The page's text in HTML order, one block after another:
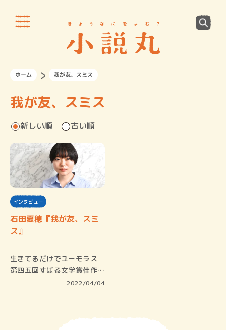
ホーム 我が友、スミス
我が友、スミス
新しい順 古い順
インタビュー
石田夏穂『我が友、スミ
ス』
生きてるだけでユーモラス
第四五回すばる文学賞佳作を
2022/04/04